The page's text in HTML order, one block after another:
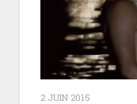
2 JUIN 2015